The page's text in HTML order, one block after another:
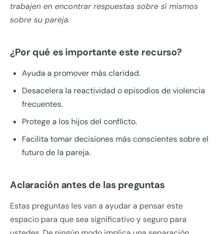
trabajen en encontrar respuestas sobre sí mismos
sobre su pareja.
¿Por qué es importante este recurso?
Ayuda a promover más claridad.
Desacelera la reactividad o episodios de violencia
frecuentes.
Protege a los hijos del conflicto.
Facilita tomar decisiones más conscientes sobre el
futuro de la pareja.
Aclaración antes de las preguntas
Estas preguntas les van a ayudar a pensar este
espacio para que sea significativo y seguro para